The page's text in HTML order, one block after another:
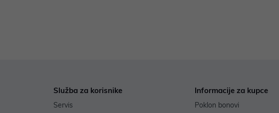
Služba za korisnike
Servis
Informacije za kupce
Poklon bonovi